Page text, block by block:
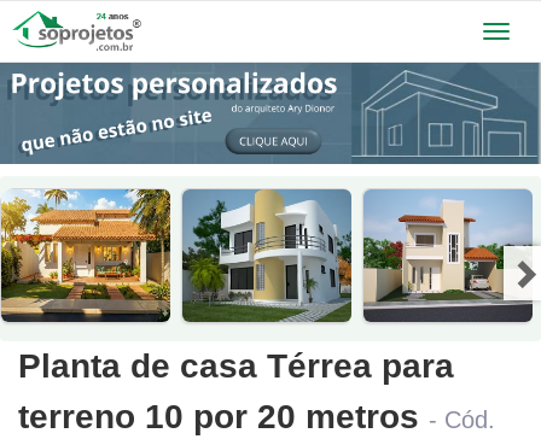
Planta de casa Térrea para
terreno 10 por 20 metros - Cód.